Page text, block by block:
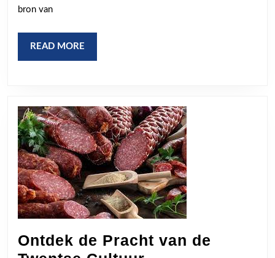
bron van
READ MORE
MORE
Ontdek de Pracht van de